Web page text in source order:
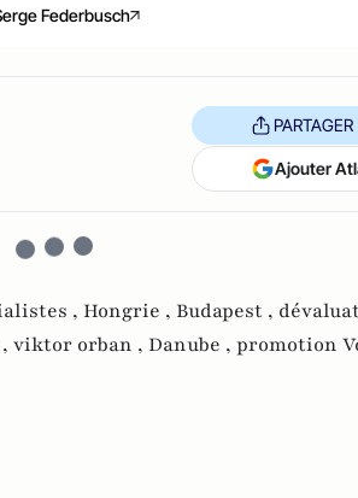
Federbusch
PARTAGER
Ajouter
, Hongrie , Budapest ,
viktor orban , Danube , promotion